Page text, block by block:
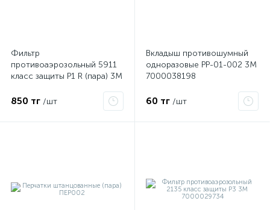
Фильтр
противоаэрозольный 5911
класс защиты P1 R (пара) 3М
850 тг /шт
Вкладыш противошумный
одноразовые PP-01-002 3М
7000038198
60 тг /шт